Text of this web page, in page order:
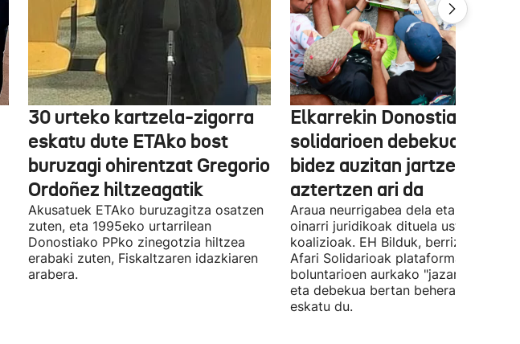
30 urteko kartzela-zigorra
eskatu dute ETAko bost
buruzagi ohirentzat Gregorio
Ordoñez hiltzeagatik
Akusatuek ETAko buruzagitza osatzen
zuten, eta 1995eko urtarrilean
Donostiako PPko zinegotzia hiltzea
erabaki zuten, Fiskaltzaren idazkiaren
arabera.
Elkarrekin Donostia afari
solidarioen debekua
bidez auzitan jartzea
aztertzen ari da
Araua neurrigabea dela eta
oinarri juridikoak dituela uste du
koalizioak. EH Bilduk, berriz, Kaleko
Afari Solidarioak plataformako
boluntarioen aurkako "jazarpena"
eta debekua bertan behera uzteko
eskatu du.